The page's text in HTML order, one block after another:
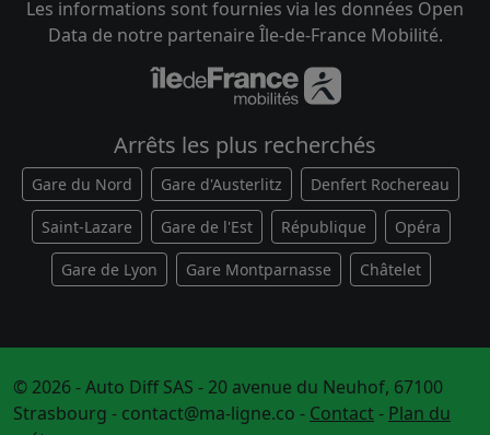
Les informations sont fournies via les données Open
Data de notre partenaire Île-de-France Mobilité.
Arrêts les plus recherchés
Gare du Nord Gare d'Austerlitz Denfert Rochereau
Saint-Lazare Gare de l'Est République Opéra
Gare de Lyon Gare Montparnasse Châtelet
© 2026 - Auto Diff SAS - 20 avenue du Neuhof, 67100
Strasbourg - contact@ma-ligne.co - Contact- Plan du